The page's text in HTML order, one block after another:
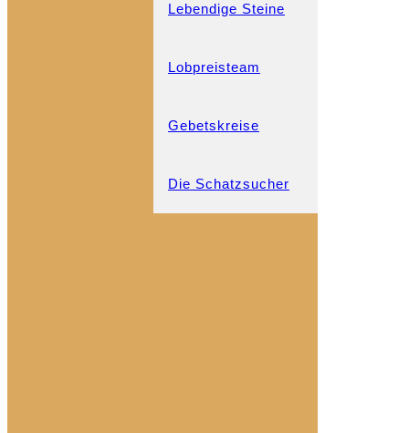
Lebendige Steine
Lobpreisteam
Gebetskreise
Die Schatzsucher